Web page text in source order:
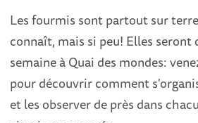
Les fourmis sont partout sur
connaît, mais si peu! Elles
semaine à Quai des mondes:
pour découvrir comment
et les observer de près dans